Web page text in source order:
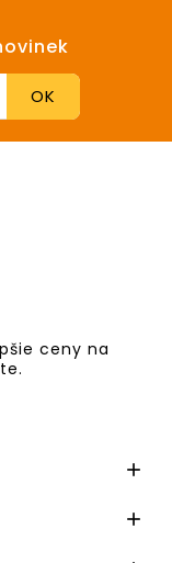

